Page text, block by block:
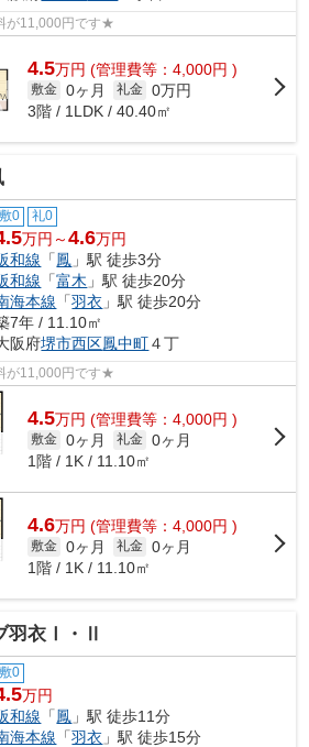
が11,000円です★
4.5万円 (管理費等：4,000円 )
敷金 0ヶ月 礼金 0万円
3階 / 1LDK / 40.40㎡
敷0 礼0
万円～4.6万円
和線 「鳳 」駅 徒歩3分
和線 「富木 」駅 徒歩20分
海本線 「羽衣 」駅 徒歩20分
7年 / 11.10㎡
阪府堺市西区鳳中町４丁
が11,000円です★
4.5万円 (管理費等：4,000円 )
敷金 0ヶ月 礼金 0ヶ月
1階 / 1K / 11.10㎡
4.6万円 (管理費等：4,000円 )
敷金 0ヶ月 礼金 0ヶ月
1階 / 1K / 11.10㎡
羽衣Ⅰ・Ⅱ
敷0
万円
和線 「鳳 」駅 徒歩11分
海本線 「羽衣 」駅 徒歩15分